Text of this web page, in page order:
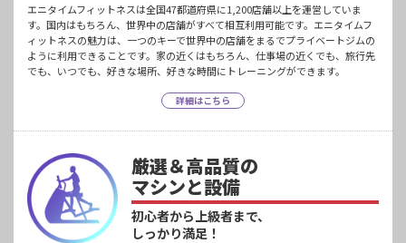
エニタイムフィットネスは全国47都道府県に1,200店舗以上を運営していま
す。国内はもちろん、世界中の店舗がすべて相互利用可能です。エニタイムフ
ィットネスの魅力は、一つのキーで世界中の店舗をまるでプライベートジムの
ように利用できることです。家の近くはもちろん、仕事場の近くでも、旅行先
でも、いつでも、好きな場所、好きな時間にトレーニングができます。
詳細はこちら
厳選＆高品質の
マシンと設備
初心者から上級者まで、
しっかり満足！